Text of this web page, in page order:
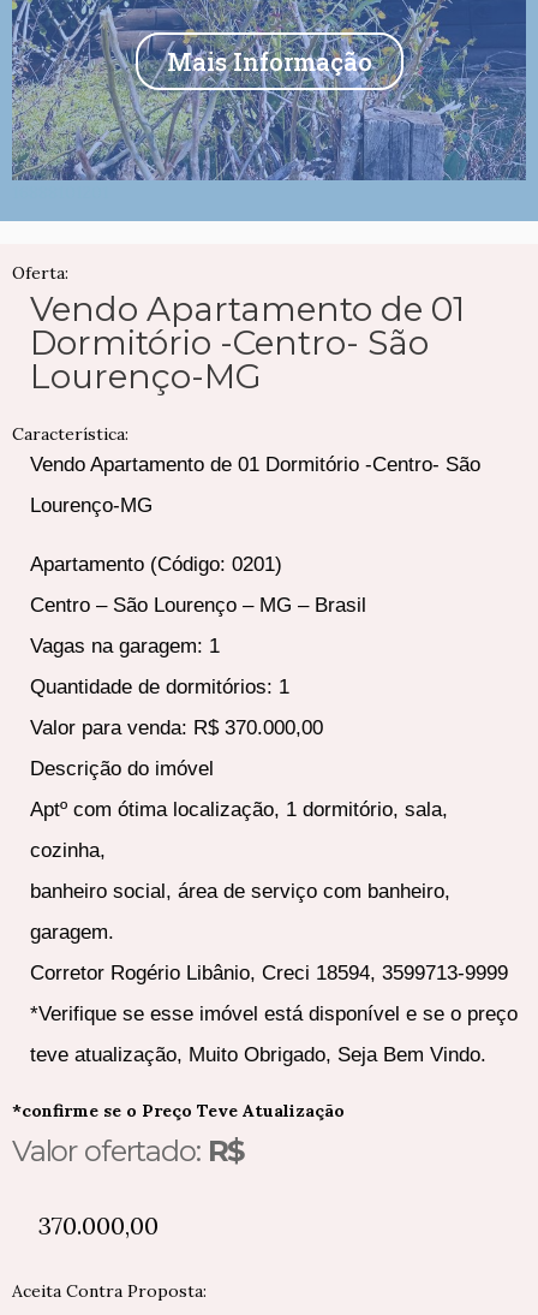
Mais Informação
Oferta:
Vendo Apartamento de 01
Dormitório -Centro- São
Lourenço-MG
Característica:
Vendo Apartamento de 01 Dormitório -Centro- São
Lourenço-MG
Apartamento (Código: 0201)
Centro – São Lourenço – MG – Brasil
Vagas na garagem: 1
Quantidade de dormitórios: 1
Valor para venda: R$ 370.000,00
Descrição do imóvel
Aptº com ótima localização, 1 dormitório, sala,
cozinha,
banheiro social, área de serviço com banheiro,
garagem.
Corretor Rogério Libânio, Creci 18594, 3599713-9999
*Verifique se esse imóvel está disponível e se o preço
teve atualização, Muito Obrigado, Seja Bem Vindo.
*confirme se o Preço Teve Atualização
Valor ofertado: R$
370.000,00
Aceita Contra Proposta: